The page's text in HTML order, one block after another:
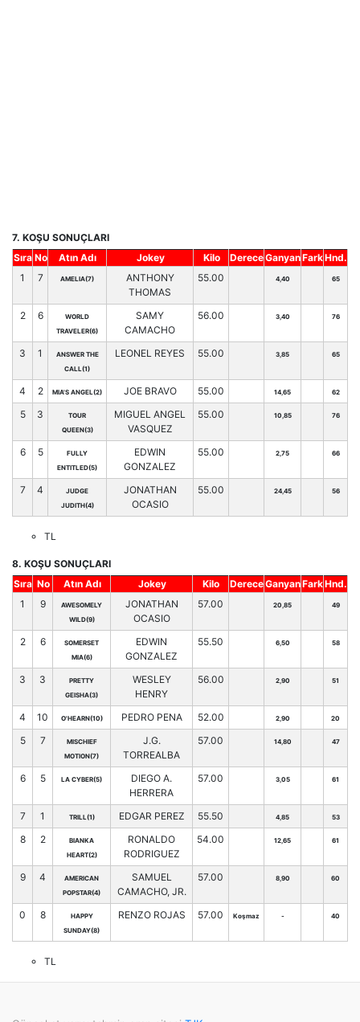
7. KOŞU SONUÇLARI
Sıra No Atın Adı Jokey Kilo DereceGanyanFarkHnd.
1
7 AMELIA(7)
ANTHONY
THOMAS
55.00 4,40 65
2 6
WORLD
TRAVELER(6)
SAMY
CAMACHO
56.00 3,40 76
3 1
ANSWER THE
CALL(1)
LEONEL REYES 55.00 3,85 65
4 2 MIA'S ANGEL(2) JOE BRAVO 55.00 14,65 62
5 3
TOUR
QUEEN(3)
MIGUEL ANGEL
VASQUEZ
55.00 10,85 76
6 5
FULLY
ENTITLED(5)
EDWIN
GONZALEZ
55.00 2,75 66
7 4
JUDGE
JUDITH(4)
JONATHAN
OCASIO
55.00 24,45 56
TL
8. KOŞU SONUÇLARI
Sıra No Atın Adı Jokey Kilo DereceGanyanFarkHnd.
1
9
AWESOMELY
WILD(9)
JONATHAN
OCASIO
57.00 20,85 49
2 6
SOMERSET
MIA(6)
EDWIN
GONZALEZ
55.50 6,50 58
3 3
PRETTY
GEISHA(3)
WESLEY
HENRY
56.00 2,90 51
4 10 O'HEARN(10) PEDRO PENA 52.00 2,90 20
5 7
MISCHIEF
MOTION(7)
J.G.
TORREALBA
57.00 14,80 47
6 5 LA CYBER(5)
DIEGO A.
HERRERA
57.00 3,05 61
7 1 TRILL(1) EDGAR PEREZ 55.50 4,85 53
8 2
BIANKA
HEART(2)
RONALDO
RODRIGUEZ
54.00 12,65 61
9 4
AMERICAN
POPSTAR(4)
SAMUEL
CAMACHO, JR.
57.00 8,90 60
0 8
HAPPY
SUNDAY(8)
RENZO ROJAS 57.00 Koşmaz - 40
TL